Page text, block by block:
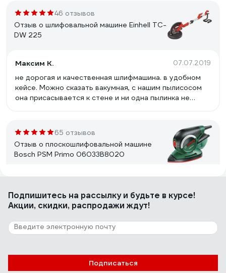
46 отзывов
Отзыв о шлифовальной машине Einhell TC-
DW 225
Максим К. 07.07.2019
не дорогая и качественная шлифмашина. в удобном
кейсе. Можно сказать вакумная, с нашим пылисосом
она присасывается к стене и ни одна пылинка не
65 отзывов
Отзыв о плоскошлифовальной машине
Bosch PSM Primo 06033B8020
не шумная, удобная в руках и удивительно
эффективная
Отзыв о болгарке (ушм) Makita 9558 HN
Подпишитесь на рассылкуи будьте в курсе!
Акции, скидки, распродажи ждут!
Подписаться